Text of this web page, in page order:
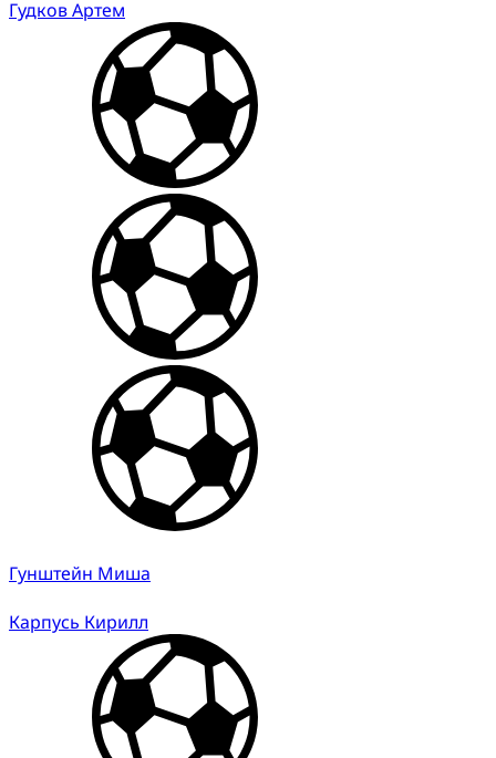
Гудков Артем
Гунштейн Миша
Карпусь Кирилл